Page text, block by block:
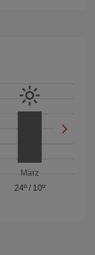
März
24º / 10º